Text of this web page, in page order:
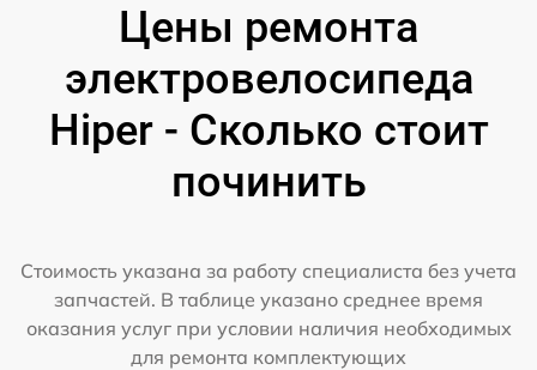
Цены ремонта
электровелосипеда
Hiper - Сколько стоит
починить
Стоимость указана за работу специалиста без учета
запчастей. В таблице указано среднее время
оказания услуг при условии наличия необходимых
для ремонта комплектующих